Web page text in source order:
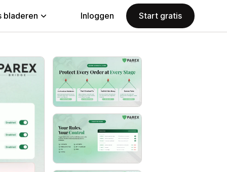
bladeren Inloggen Start gratis